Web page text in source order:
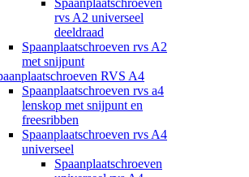
Spaanplaatschroeven
rvs A2 universeel
deeldraad
Spaanplaatschroeven rvs A2
met snijpunt
RVS A4
Spaanplaatschroeven rvs a4
lenskop met snijpunt en
freesribben
Spaanplaatschroeven rvs A4
universeel
Spaanplaatschroeven